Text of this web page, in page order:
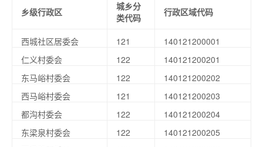
乡级行政区
城乡分
类代码
行政区域代码
西城社区居委会 121
140121200001
仁义村委会
122
140121200201
东马峪村委会
122
140121200202
西马峪村委会
121
140121200203
都沟村委会
122
140121200204
东梁泉村委会
122
140121200205